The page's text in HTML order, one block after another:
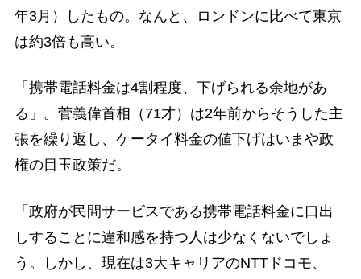
年3月）したもの。なんと、ロンドンに比べて東京
は約3倍も高い。
「携帯電話料金は4割程度、下げられる余地があ
る」。菅義偉首相（71才）は2年前からそうした主
張を繰り返し、ケータイ料金の値下げはいまや政
権の目玉政策だ。
「政府が民間サービスである携帯電話料金に口出
しすることに違和感を持つ人は少なくないでしょ
う。しかし、現在は3大キャリアのNTTドコモ、